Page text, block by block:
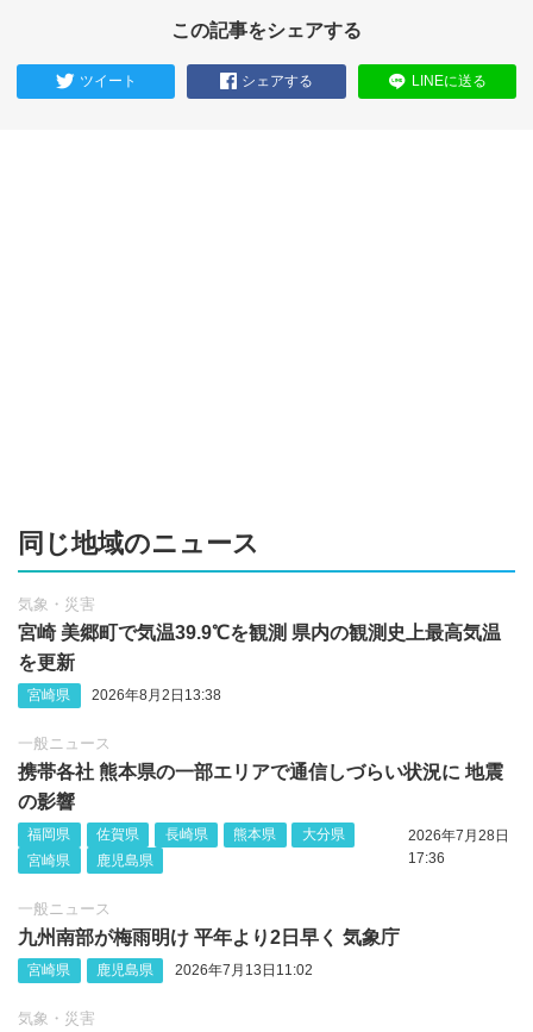
この記事をシェアする
ツイート シェアする LINEに送る
同じ地域のニュース
気象・災害
宮崎 美郷町で気温39.9℃を観測 県内の観測史上最高気温
を更新
宮崎県 2026年8月2日13:38
一般ニュース
携帯各社 熊本県の一部エリアで通信しづらい状況に 地震
の影響
福岡県 佐賀県 長崎県 熊本県
大分県
宮崎県
鹿児島県
2026年7月28日
17:36
一般ニュース
九州南部が梅雨明け 平年より2日早く 気象庁
宮崎県 鹿児島県 2026年7月13日11:02
気象・災害